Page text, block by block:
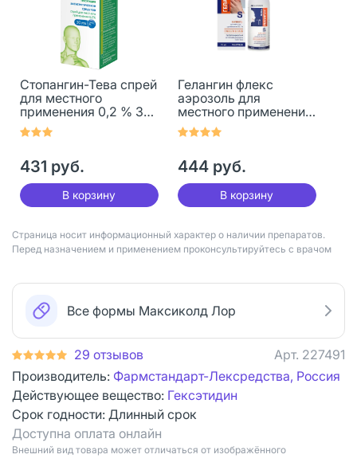
Стопангин-Тева спрей
для местного
применения 0,2 % 30
мл 1 шт
431 руб.
В корзину
Гелангин флекс
аэрозоль для
местного применения
0,2 % 40 мл 1 шт
444 руб.
В корзину
Страница носит информационный характер о наличии препаратов.
Перед назначением и применением проконсультируйтесь с врачом
Все формы Максиколд Лор
29 отзывов Арт. 227491
Производитель: Фармстандарт-Лексредства, Россия
Действующее вещество: Гексэтидин
Срок годности: Длинный срок
Доступна оплата онлайн
Bнешний вид товара может отличаться от изображённого